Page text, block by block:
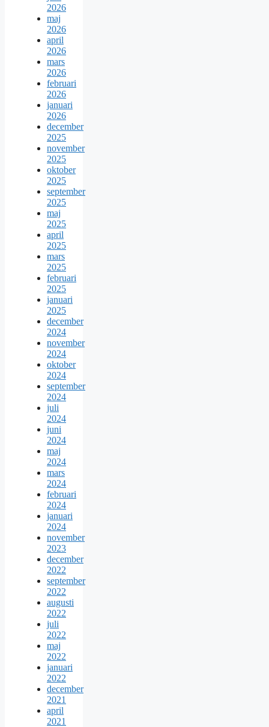
2026
maj
2026
april
2026
mars
2026
februari
2026
januari
2026
december
2025
november
2025
oktober
2025
september
2025
maj
2025
april
2025
mars
2025
februari
2025
januari
2025
december
2024
november
2024
oktober
2024
september
2024
juli
2024
juni
2024
maj
2024
mars
2024
februari
2024
januari
2024
november
2023
december
2022
september
2022
augusti
2022
juli
2022
maj
2022
januari
2022
december
2021
april
2021